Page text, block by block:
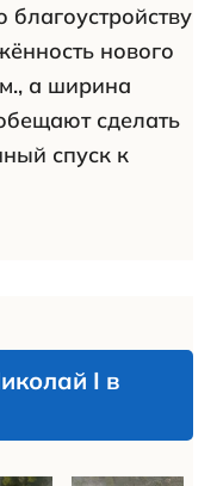
нового
а ширина
сделать
спуск к
I в